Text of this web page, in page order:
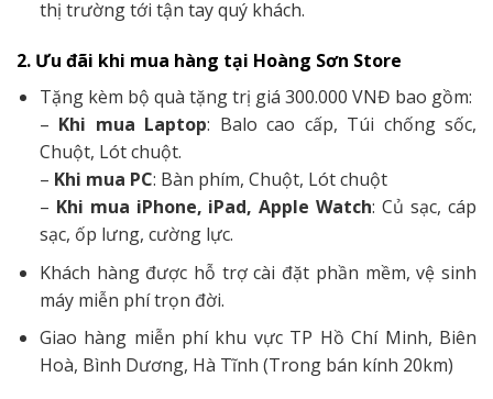
thị trường tới tận tay quý khách.
2. Ưu đãi khi mua hàng tại Hoàng Sơn Store
Tặng kèm bộ quà tặng trị giá 300.000 VNĐ bao gồm:
– Khi mua Laptop: Balo cao cấp, Túi chống sốc,
Chuột, Lót chuột.
– Khi mua PC: Bàn phím, Chuột, Lót chuột
– Khi mua iPhone, iPad, Apple Watch: Củ sạc, cáp
sạc, ốp lưng, cường lực.
Khách hàng được hỗ trợ cài đặt phần mềm, vệ sinh
máy miễn phí trọn đời.
Giao hàng miễn phí khu vực TP Hồ Chí Minh, Biên
Hoà, Bình Dương, Hà Tĩnh (Trong bán kính 20km)